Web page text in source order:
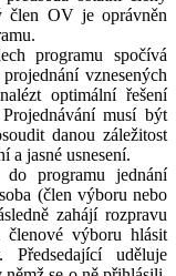
člen OV je oprávněn
programu spočívá
vznesených
optimální řešení
musí být
danou záležitost
a jasné usnesení.
do programu jednání
(člen výboru nebo
zahájí rozpravu
výboru hlásit
uděluje